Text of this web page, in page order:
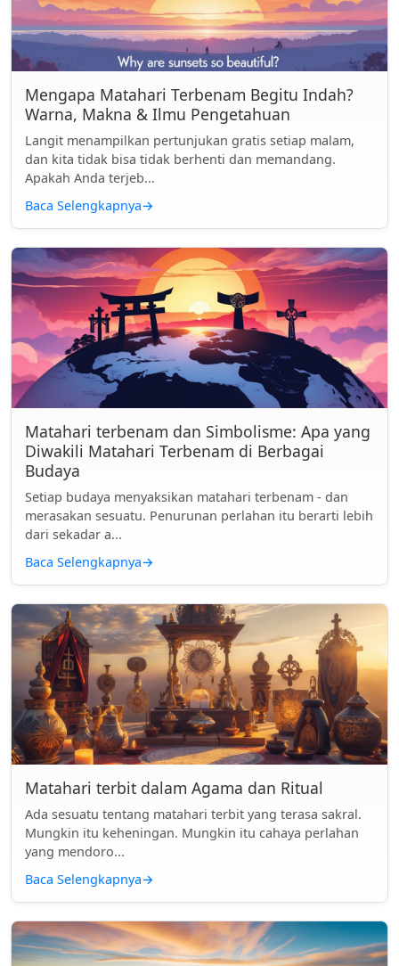
Mengapa Matahari Terbenam Begitu Indah?
Warna, Makna & Ilmu Pengetahuan
Langit menampilkan pertunjukan gratis setiap malam,
dan kita tidak bisa tidak berhenti dan memandang.
Apakah Anda terjeb...
Baca Selengkapnya→
Matahari terbenam dan Simbolisme: Apa yang
Diwakili Matahari Terbenam di Berbagai
Budaya
Setiap budaya menyaksikan matahari terbenam - dan
merasakan sesuatu. Penurunan perlahan itu berarti lebih
dari sekadar a...
Baca Selengkapnya→
Matahari terbit dalam Agama dan Ritual
Ada sesuatu tentang matahari terbit yang terasa sakral.
Mungkin itu keheningan. Mungkin itu cahaya perlahan
yang mendoro...
Baca Selengkapnya→